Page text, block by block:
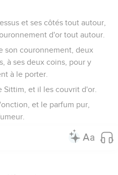
et ses côtés tout autour,
d'or tout autour.
son couronnement, deux
à ses deux coins, pour y
à le porter.
Sittim, et il les couvrit d'or.
et le parfum pur,